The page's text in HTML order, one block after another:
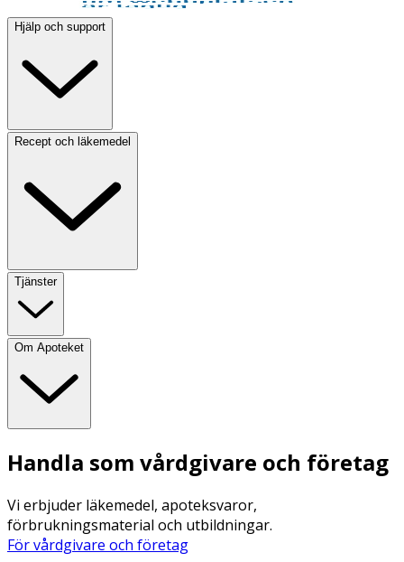
Hjälp och support
Recept och läkemedel
Tjänster
Om Apoteket
Handla som vårdgivare och företag
Vi erbjuder läkemedel, apoteksvaror,
förbrukningsmaterial och utbildningar.
För vårdgivare och företag